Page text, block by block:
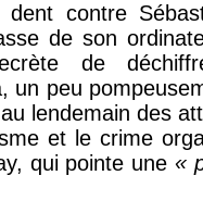
contre
de son
de
un peu
lendemain des
et le crime
qui pointe une«